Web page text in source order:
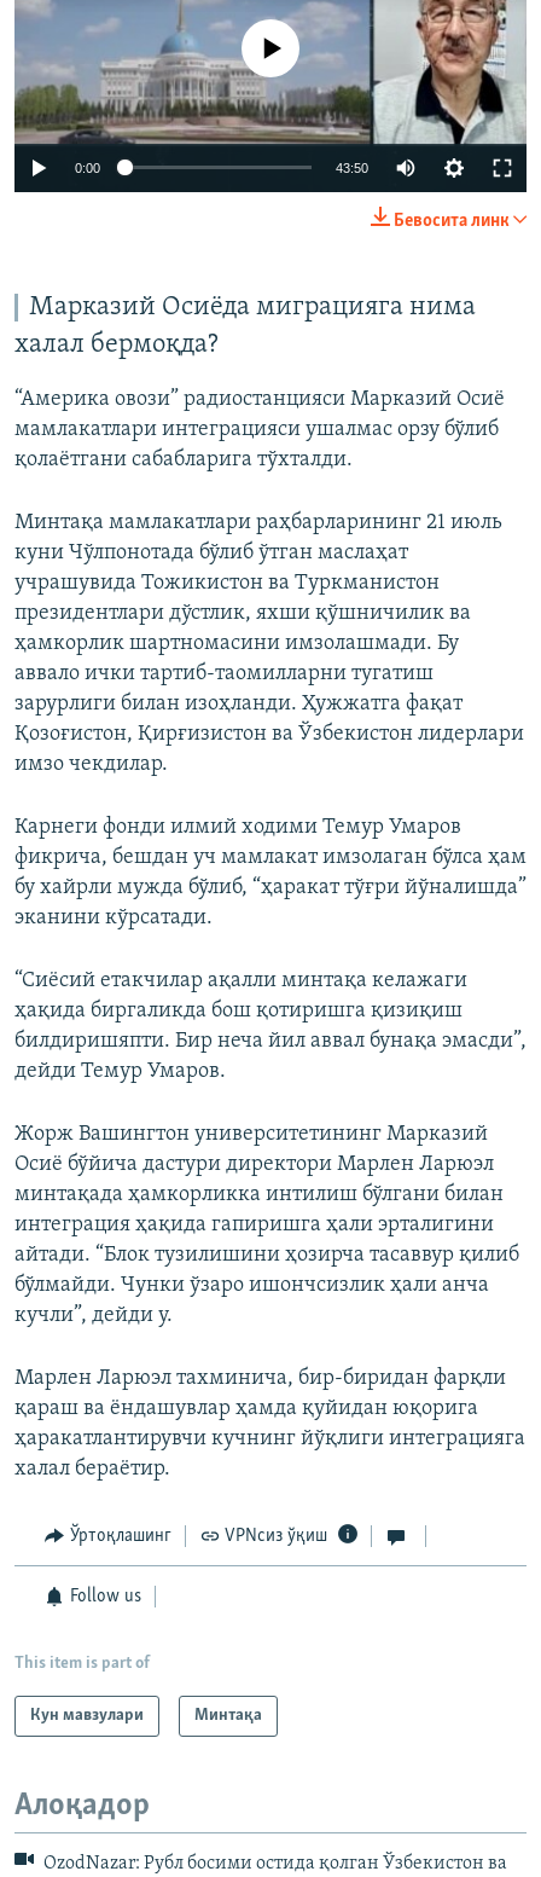
720p
Айни дамда медиа-манба мавжуд эмас
0:00 43:50
Бевосита линк
Марказий Осиёда миграцияга нима
халал бермоқда?
“Америка овози” радиостанцияси Марказий Осиё
мамлакатлари интеграцияси ушалмас орзу бўлиб
қолаётгани сабабларига тўхталди.
Минтақа мамлакатлари раҳбарларининг 21 июль
куни Чўлпонотада бўлиб ўтган маслаҳат
учрашувида Тожикистон ва Туркманистон
президентлари дўстлик, яхши қўшничилик ва
ҳамкорлик шартномасини имзолашмади. Бу
аввало ички тартиб-таомилларни тугатиш
зарурлиги билан изоҳланди. Ҳужжатга фақат
Қозоғистон, Қирғизистон ва Ўзбекистон лидерлари
имзо чекдилар.
Карнеги фонди илмий ходими Темур Умаров
фикрича, бешдан уч мамлакат имзолаган бўлса ҳам
бу хайрли мужда бўлиб, “ҳаракат тўғри йўналишда”
эканини кўрсатади.
“Сиёсий етакчилар ақалли минтақа келажаги
ҳақида биргаликда бош қотиришга қизиқиш
билдиришяпти. Бир неча йил аввал бунақа эмасди”,
дейди Темур Умаров.
Жорж Вашингтон университетининг Марказий
Осиё бўйича дастури директори Марлен Ларюэл
минтақада ҳамкорликка интилиш бўлгани билан
интеграция ҳақида гапиришга ҳали эрталигини
айтади. “Блок тузилишини ҳозирча тасаввур қилиб
бўлмайди. Чунки ўзаро ишончсизлик ҳали анча
кучли”, дейди у.
Марлен Ларюэл тахминича, бир-биридан фарқли
қараш ва ёндашувлар ҳамда қуйидан юқорига
ҳаракатлантирувчи кучнинг йўқлиги интеграцияга
халал бераётир.
Ўртоқлашинг VPNсиз ўқиш
Follow us
This item is part of
Кун мавзулари Минтақа
Алоқадор
OzodNazar: Рубл босими остида қолган Ўзбекистон ва